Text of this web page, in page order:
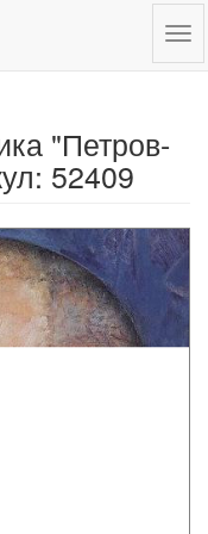
"Петров-
52409